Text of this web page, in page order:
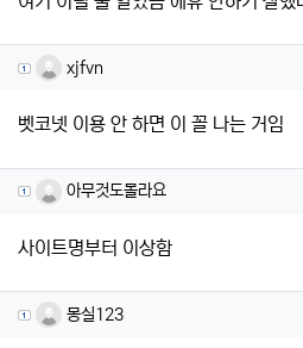
xjfvn님의 댓글
xjfvn
벳코넷 이용 안 하면 이 꼴 나는 거임
아무것도몰라요님의
아무것도몰라요
사이트명부터 이상함
몽실123님의 댓글
몽실123